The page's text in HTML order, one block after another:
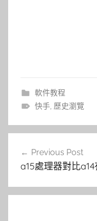
軟件教程
快手, 歷史瀏覽
覽
Previous Post
a15處理器對比a14